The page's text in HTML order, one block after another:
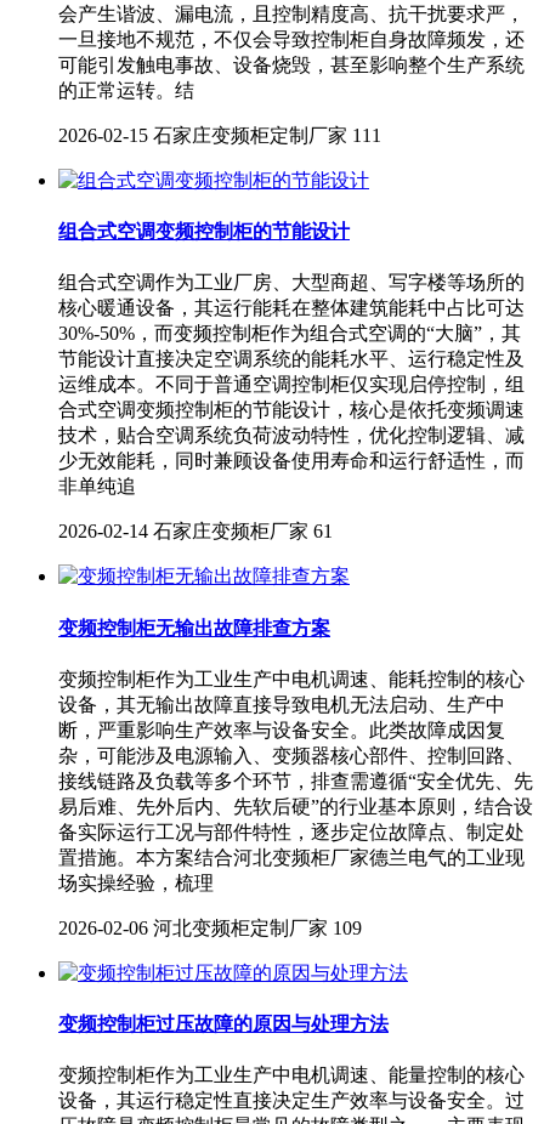
会产生谐波、漏电流，且控制精度高、抗干扰要求严，
一旦接地不规范，不仅会导致控制柜自身故障频发，还
可能引发触电事故、设备烧毁，甚至影响整个生产系统
的正常运转。结
2026-02-15 石家庄变频柜定制厂家 111
组合式空调变频控制柜的节能设计
组合式空调作为工业厂房、大型商超、写字楼等场所的
核心暖通设备，其运行能耗在整体建筑能耗中占比可达
30%-50%，而变频控制柜作为组合式空调的“大脑”，其
节能设计直接决定空调系统的能耗水平、运行稳定性及
运维成本。不同于普通空调控制柜仅实现启停控制，组
合式空调变频控制柜的节能设计，核心是依托变频调速
技术，贴合空调系统负荷波动特性，优化控制逻辑、减
少无效能耗，同时兼顾设备使用寿命和运行舒适性，而
非单纯追
2026-02-14 石家庄变频柜厂家 61
变频控制柜无输出故障排查方案
变频控制柜作为工业生产中电机调速、能耗控制的核心
设备，其无输出故障直接导致电机无法启动、生产中
断，严重影响生产效率与设备安全。此类故障成因复
杂，可能涉及电源输入、变频器核心部件、控制回路、
接线链路及负载等多个环节，排查需遵循“安全优先、先
易后难、先外后内、先软后硬”的行业基本原则，结合设
备实际运行工况与部件特性，逐步定位故障点、制定处
置措施。本方案结合河北变频柜厂家德兰电气的工业现
场实操经验，梳理
2026-02-06 河北变频柜定制厂家 109
变频控制柜过压故障的原因与处理方法
变频控制柜作为工业生产中电机调速、能量控制的核心
设备，其运行稳定性直接决定生产效率与设备安全。过